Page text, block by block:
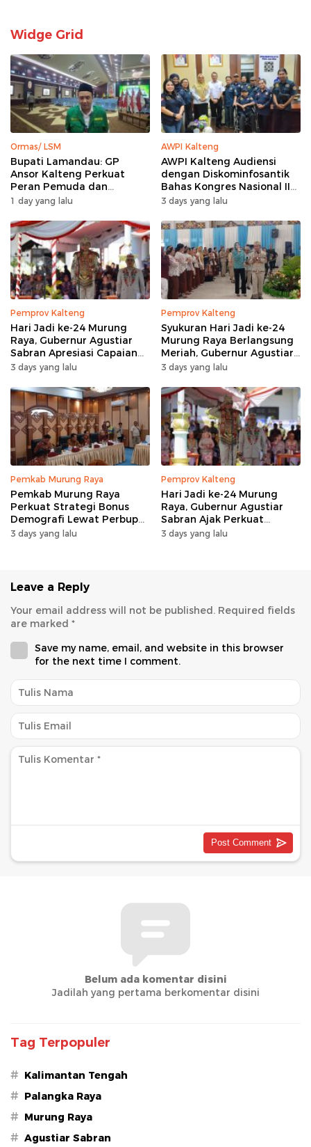
Widge Grid
Ormas/ LSM
Bupati Lamandau: GP
Ansor Kalteng Perkuat
Peran Pemuda dan
Penanganan Karhutla
1 day yang lalu
AWPI Kalteng
AWPI Kalteng Audiensi
dengan Diskominfosantik
Bahas Kongres Nasional II
AWPI
3 days yang lalu
Pemprov Kalteng
Hari Jadi ke-24 Murung
Raya, Gubernur Agustiar
Sabran Apresiasi Capaian
Pembangunan
3 days yang lalu
Pemprov Kalteng
Syukuran Hari Jadi ke-24
Murung Raya Berlangsung
Meriah, Gubernur Agustiar
Sabran Hibur Masyarakat
3 days yang lalu
Pemkab Murung Raya
Pemkab Murung Raya
Perkuat Strategi Bonus
Demografi Lewat Perbup
Nomor 14 Tahun 2026
3 days yang lalu
Pemprov Kalteng
Hari Jadi ke-24 Murung
Raya, Gubernur Agustiar
Sabran Ajak Perkuat
Sinergi Pembangunan
3 days yang lalu
Leave a Reply
Your email address will not be published. Required fields
are marked *
Save my name, email, and website in this browser
for the next time I comment.
Belum ada komentar disini
Jadilah yang pertama berkomentar disini
Tag Terpopuler
# Kalimantan Tengah
# Palangka Raya
# Murung Raya
# Agustiar Sabran